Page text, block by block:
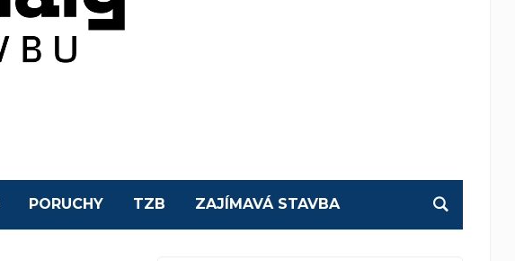
PORUCHY TZB ZAJÍMAVÁ STAVBA